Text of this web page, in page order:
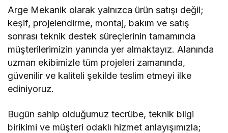
Arge Mekanik olarak yalnızca ürün satışı değil;
keşif, projelendirme, montaj, bakım ve satış
sonrası teknik destek süreçlerinin tamamında
müşterilerimizin yanında yer almaktayız. Alanında
uzman ekibimizle tüm projeleri zamanında,
güvenilir ve kaliteli şekilde teslim etmeyi ilke
ediniyoruz.
Bugün sahip olduğumuz tecrübe, teknik bilgi
birikimi ve müşteri odaklı hizmet anlayışımızla;